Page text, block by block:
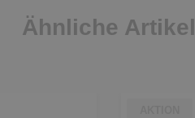
Ähnliche Artikel